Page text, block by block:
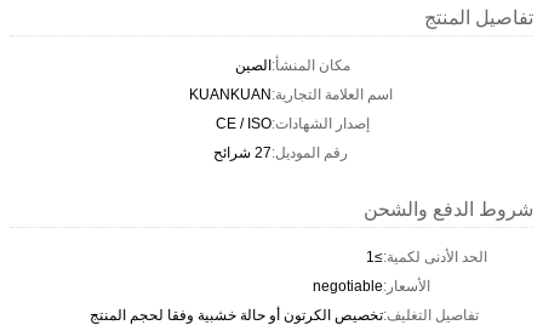
تفاصيل المنتج
مكان المنشأ:الصين
اسم العلامة التجارية:KUANKUAN
إصدار الشهادات:CE / ISO
رقم الموديل:27 شرائح
شروط الدفع والشحن
الحد الأدنى لكمية:≥1
الأسعار:negotiable
تفاصيل التغليف:تخصيص الكرتون أو حالة خشبية وفقا لحجم المنتج